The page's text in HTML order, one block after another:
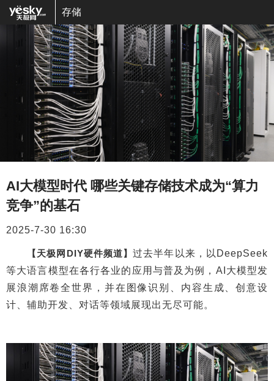
存储
AI大模型时代 哪些关键存储技术成为“算力
竞争”的基石
2025-7-30 16:30
【天极网DIY硬件频道】过去半年以来，以DeepSeek
等大语言模型在各行各业的应用与普及为例，AI大模型发
展浪潮席卷全世界，并在图像识别、内容生成、创意设
计、辅助开发、对话等领域展现出无尽可能。